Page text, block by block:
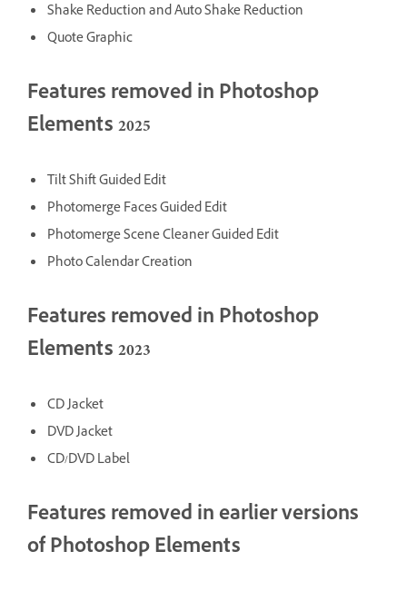
Shake Reduction and Auto Shake Reduction
Quote Graphic
Features removed in Photoshop
Elements 2025
Tilt Shift Guided Edit
Photomerge Faces Guided Edit
Photomerge Scene Cleaner Guided Edit
Photo Calendar Creation
Features removed in Photoshop
Elements 2023
CD Jacket
DVD Jacket
CD/DVD Label
Features removed in earlier versions
of Photoshop Elements